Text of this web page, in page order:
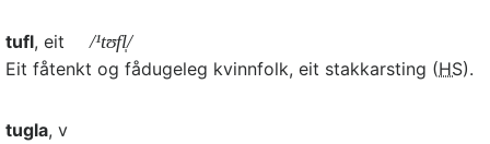
tufl, eit
/¹tʊfl̩/
Eit fåtenkt og fådugeleg kvinnfolk, eit stakkarsting (HS).
tugla, v